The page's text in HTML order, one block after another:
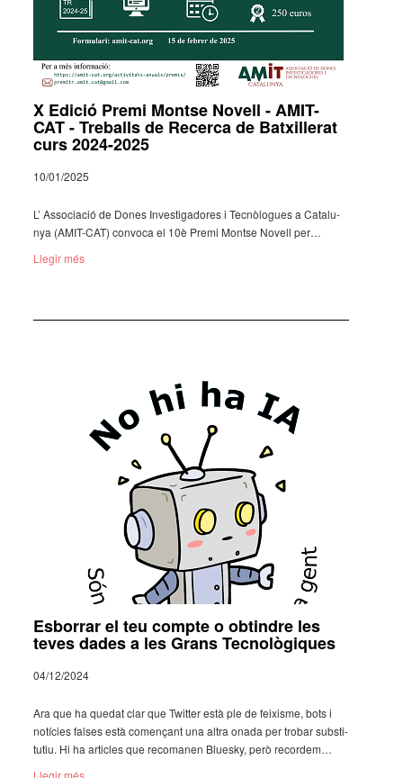
X Edició Premi Montse Novell - AMIT-
CAT - Treballs de Recerca de Batxillerat
curs 2024-2025
10/01/2025
L’ Asso­ci­a­ció de Dones Inves­ti­ga­do­res i Tecnò­lo­gues a Cata­lu­
nya (AMIT-CAT) convoca el 10è Premi Montse Novell per…
Llegir més
Esborrar el teu compte o obtindre les
teves dades a les Grans Tecnològiques
04/12/2024
Ara que ha quedat clar que Twit­ter està ple de feixisme, bots i
notí­cies falses està comen­çant una altra onada per trobar subs­ti­
tu­tiu. Hi ha arti­cles que reco­ma­nen Bluesky, però recor­dem…
Llegir més